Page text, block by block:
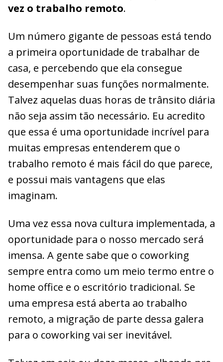
vez o trabalho remoto.
Um número gigante de pessoas está tendo
a primeira oportunidade de trabalhar de
casa, e percebendo que ela consegue
desempenhar suas funções normalmente.
Talvez aquelas duas horas de trânsito diária
não seja assim tão necessário. Eu acredito
que essa é uma oportunidade incrível para
muitas empresas entenderem que o
trabalho remoto é mais fácil do que parece,
e possui mais vantagens que elas
imaginam.
Uma vez essa nova cultura implementada, a
oportunidade para o nosso mercado será
imensa. A gente sabe que o coworking
sempre entra como um meio termo entre o
home office e o escritório tradicional. Se
uma empresa está aberta ao trabalho
remoto, a migração de parte dessa galera
para o coworking vai ser inevitável.